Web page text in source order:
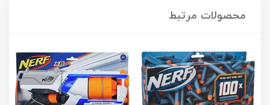
محصولات مرتبط